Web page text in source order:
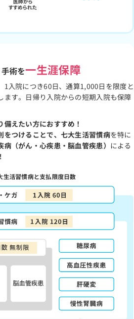
術を一生涯保障
1入院につき60日、通算1,000日を限度と
ます。日帰り入院からの短期入院も保障
えたい方におすすめ！
をつけることで、七大生活習慣病を特に
病（がん・心疾患・脳血管疾患） による
生活習慣病と支払限度日数